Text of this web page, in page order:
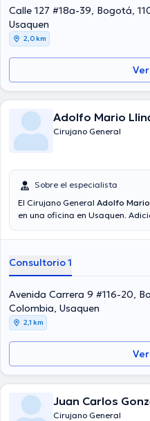
tener una formación continua
ha compartido diferentes
realizar en Español.
Calle 127 #18a-39, Bogotá,
Usaquen
2,0 km
Adolfo Mario
Cirujano General
Sobre el especialista
El Cirujano General Adolfo
en una oficina en Usaquen.
de especialidad. El doctor
miembro de diversas
Volpe ha cooperado en
tener una formación continua
ha difundido diferentes
operados por el especialista.
Consultorio 1
Avenida Carrera 9 #116-20,
Colombia, Usaquen
2,1 km
Juan Carlos
Cirujano General